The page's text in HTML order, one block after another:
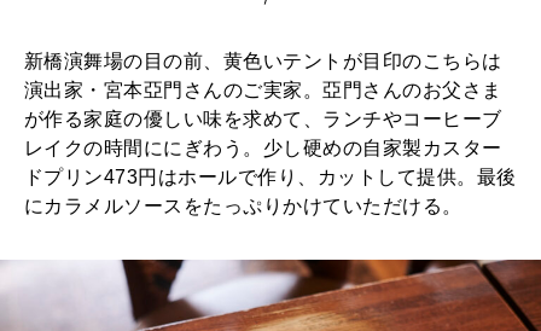
新橋演舞場の目の前、黄色いテントが目印のこちらは
演出家・宮本亞門さんのご実家。亞門さんのお父さま
が作る家庭の優しい味を求めて、ランチやコーヒーブ
レイクの時間ににぎわう。少し硬めの自家製カスター
ドプリン473円はホールで作り、カットして提供。最後
にカラメルソースをたっぷりかけていただける。